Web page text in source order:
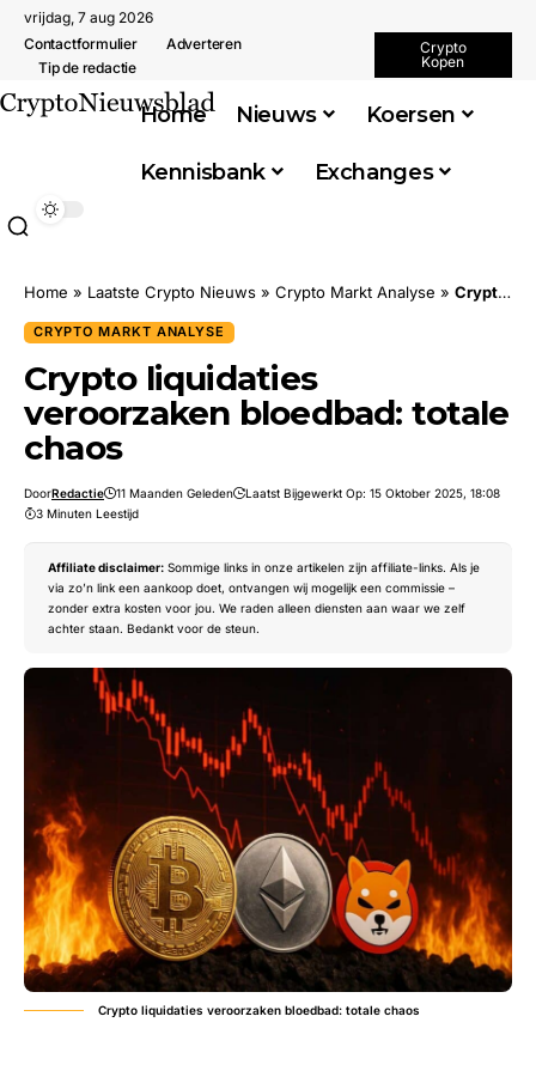
vrijdag, 7 aug 2026
Contactformulier
Adverteren
Tip de redactie
Crypto
Kopen
Home Nieuws Koersen
Kennisbank Exchanges
Home » Laatste Crypto Nieuws » Crypto Markt Analyse » Crypto liquidaties veroorzaken bloedbad: totale chaos
CRYPTO MARKT ANALYSE
Crypto liquidaties
veroorzaken bloedbad: totale
chaos
DoorRedactie 11 Maanden Geleden
Laatst Bijgewerkt Op: 15 Oktober 2025, 18:08
3 Minuten Leestijd
Affiliate disclaimer: Sommige links in onze artikelen zijn affiliate-links. Als je
via zo’n link een aankoop doet, ontvangen wij mogelijk een commissie –
zonder extra kosten voor jou. We raden alleen diensten aan waar we zelf
achter staan. Bedankt voor de steun.
Crypto liquidaties veroorzaken bloedbad: totale chaos